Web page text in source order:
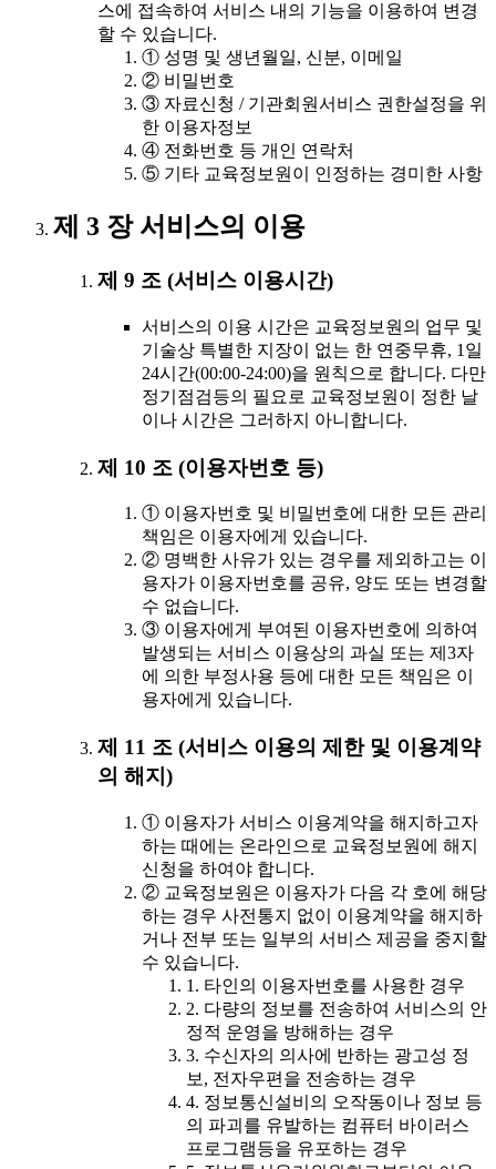
스에 접속하여 서비스 내의 기능을 이용하여 변경
할 수 있습니다.
① 성명 및 생년월일, 신분, 이메일
② 비밀번호
③ 자료신청 / 기관회원서비스 권한설정을 위
한 이용자정보
④ 전화번호 등 개인 연락처
⑤ 기타 교육정보원이 인정하는 경미한 사항
제 3 장 서비스의 이용
제 9 조 (서비스 이용시간)
서비스의 이용 시간은 교육정보원의 업무 및
기술상 특별한 지장이 없는 한 연중무휴, 1일
24시간(00:00-24:00)을 원칙으로 합니다. 다만
정기점검등의 필요로 교육정보원이 정한 날
이나 시간은 그러하지 아니합니다.
제 10 조 (이용자번호 등)
① 이용자번호 및 비밀번호에 대한 모든 관리
책임은 이용자에게 있습니다.
② 명백한 사유가 있는 경우를 제외하고는 이
용자가 이용자번호를 공유, 양도 또는 변경할
수 없습니다.
③ 이용자에게 부여된 이용자번호에 의하여
발생되는 서비스 이용상의 과실 또는 제3자
에 의한 부정사용 등에 대한 모든 책임은 이
용자에게 있습니다.
제 11 조 (서비스 이용의 제한 및 이용계약
의 해지)
① 이용자가 서비스 이용계약을 해지하고자
하는 때에는 온라인으로 교육정보원에 해지
신청을 하여야 합니다.
② 교육정보원은 이용자가 다음 각 호에 해당
하는 경우 사전통지 없이 이용계약을 해지하
거나 전부 또는 일부의 서비스 제공을 중지할
수 있습니다.
1. 타인의 이용자번호를 사용한 경우
2. 다량의 정보를 전송하여 서비스의 안
정적 운영을 방해하는 경우
3. 수신자의 의사에 반하는 광고성 정
보, 전자우편을 전송하는 경우
4. 정보통신설비의 오작동이나 정보 등
의 파괴를 유발하는 컴퓨터 바이러스
프로그램등을 유포하는 경우